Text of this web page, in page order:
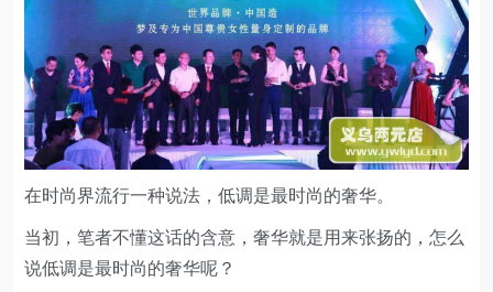
在时尚界流行一种说法，低调是最时尚的奢华。
当初，笔者不懂这话的含意，奢华就是用来张扬的，怎么
说低调是最时尚的奢华呢？